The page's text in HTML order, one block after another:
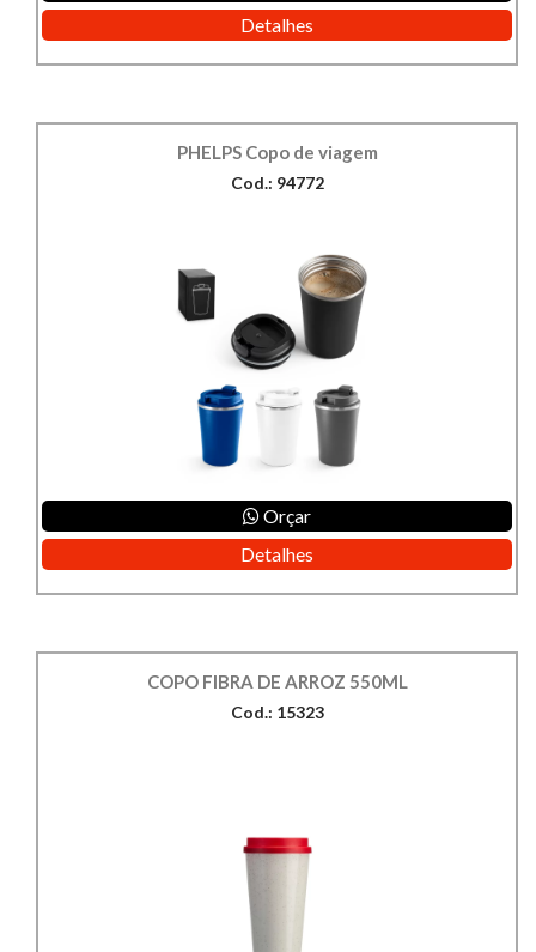
Detalhes
PHELPS Copo de viagem
Cod.: 94772
Orçar
Detalhes
COPO FIBRA DE ARROZ 550ML
Cod.: 15323